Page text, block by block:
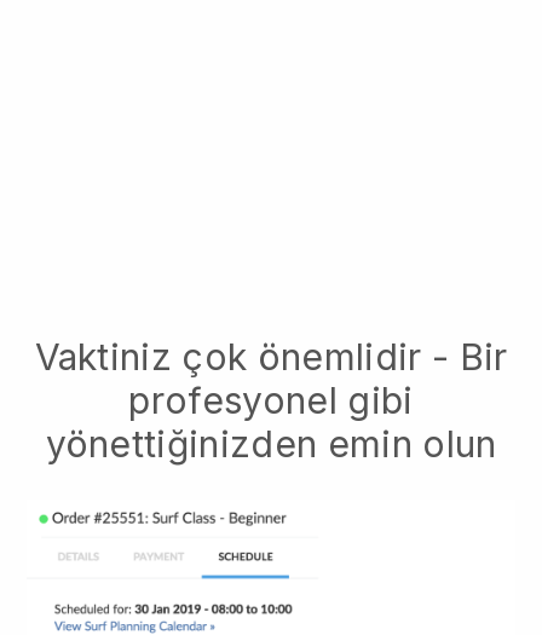
Vaktiniz çok önemlidir - Bir
profesyonel gibi
yönettiğinizden emin olun